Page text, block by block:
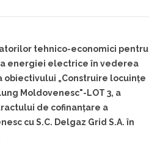
tehnico-economici pentru
energiei electrice în vederea
„Construire locuințe
Moldovenesc"-LOT 3, a
de cofinanțare a
cu S.C. Delgaz Grid S.A. în